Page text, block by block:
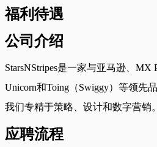
福利待遇
公司介绍
StarsNStripes是一家与亚马逊、MX
Unicorn和Toing（Swiggy）等领先
我们专精于策略、设计和数字营销。
应聘流程